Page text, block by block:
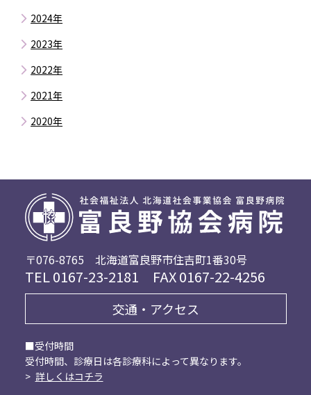
6月
5月
3月
2月
12月
10月
9月
7月
6月
3月
2月
1月
2024年
12月
10月
9月
7月
3月
2月
1月
2023年
12月
10月
9月
5月
4月
3月
2022年
12月
10月
7月
6月
5月
4月
3月
2月
2021年
12月
6月
3月
1月
2020年
〒076-8765 北海道富良野市住吉町1番30号
TEL0167-23-2181 FAX 0167-22-4256
交通・アクセス
■受付時間
受付時間、診療日は各診療科によって異なります。
> 詳しくはコチラ